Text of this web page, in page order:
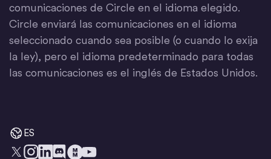
comunicaciones de Circle en el idioma elegido.
Circle enviará las comunicaciones en el idioma
seleccionado cuando sea posible (o cuando lo exija
la ley), pero el idioma predeterminado para todas
las comunicaciones es el inglés de Estados Unidos.
ES